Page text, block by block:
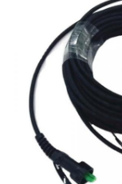
PRIVACY
POLICY